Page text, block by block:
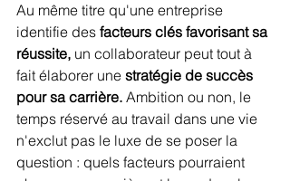
Au même titre qu'une entreprise
identifie des facteurs clés favorisant sa
réussite, un collaborateur peut tout à
fait élaborer une stratégie de succès
pour sa carrière. Ambition ou non, le
temps réservé au travail dans une vie
n'exclut pas le luxe de se poser la
question : quels facteurs pourraient